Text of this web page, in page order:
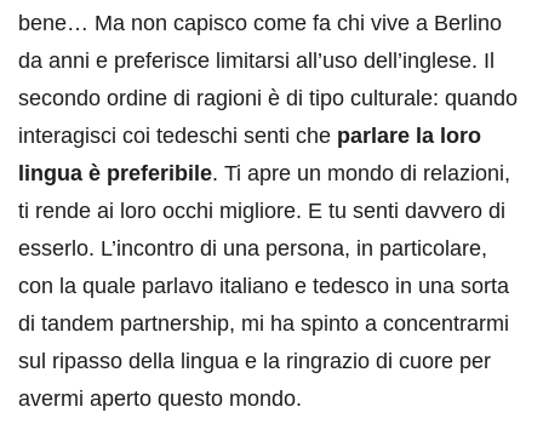
bene… Ma non capisco come fa chi vive a Berlino
da anni e preferisce limitarsi all’uso dell’inglese. Il
secondo ordine di ragioni è di tipo culturale: quando
interagisci coi tedeschi senti che parlare la loro
lingua è preferibile. Ti apre un mondo di relazioni,
ti rende ai loro occhi migliore. E tu senti davvero di
esserlo. L’incontro di una persona, in particolare,
con la quale parlavo italiano e tedesco in una sorta
di tandem partnership, mi ha spinto a concentrarmi
sul ripasso della lingua e la ringrazio di cuore per
avermi aperto questo mondo.